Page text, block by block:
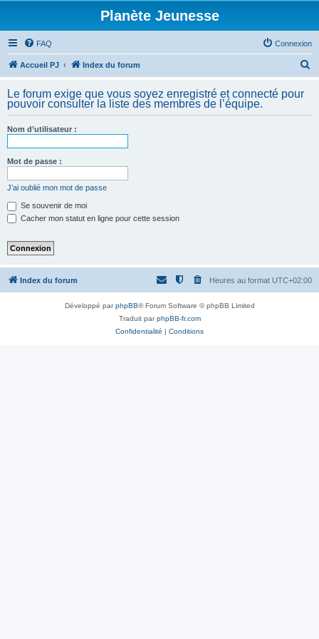
Planète Jeunesse
FAQ Connexion
Accueil PJ Index du forum
h
Le forum exige que vous soyez enregistré et connecté pour
pouvoir consulter la liste des membres de l’équipe.
Nom d’utilisateur :
Mot de passe :
J’ai oublié mon mot de passe
Se souvenir de moi
Cacher mon statut en ligne pour cette session
Index du forum Heures au format UTC+02:00
Développé parphpBB® Forum Software © phpBB Limited
Traduit parphpBB-fr.com
Confidentialité | Conditions